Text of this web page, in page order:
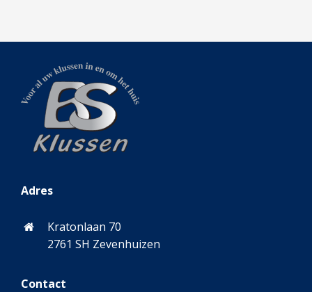
Adres
Kratonlaan 70
2761 SH Zevenhuizen
Contact